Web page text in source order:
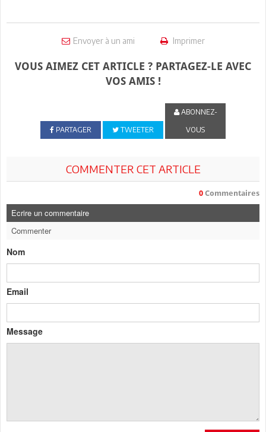
Envoyer à un ami Imprimer
VOUS AIMEZ CET ARTICLE ? PARTAGEZ-LE AVEC
VOS AMIS !
PARTAGER TWEETER
ABONNEZ-
VOUS
COMMENTER CET ARTICLE
0 Commentaires
Ecrire un commentaire
Commenter
Nom
Email
Message